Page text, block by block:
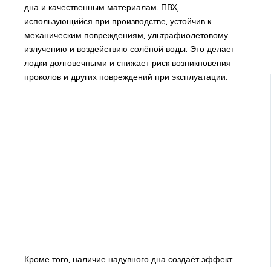
дна и качественным материалам. ПВХ,
использующийся при производстве, устойчив к
механическим повреждениям, ультрафиолетовому
излучению и воздействию солёной воды. Это делает
лодки долговечными и снижает риск возникновения
проколов и других повреждений при эксплуатации.
Кроме того, наличие надувного дна создаёт эффект